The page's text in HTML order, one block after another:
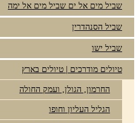
שביל מים אל ים שביל מים אל ימה
שביל הסנהדרין
שביל ישו
טיולים מודרכים | טיולים בארץ
החרמון, הגולן, ועמק החולה
הגליל העליון וחופו